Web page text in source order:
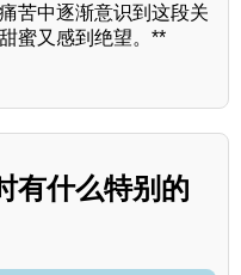
苦中逐渐意识到这段关
蜜又感到绝望。**
有什么特别的